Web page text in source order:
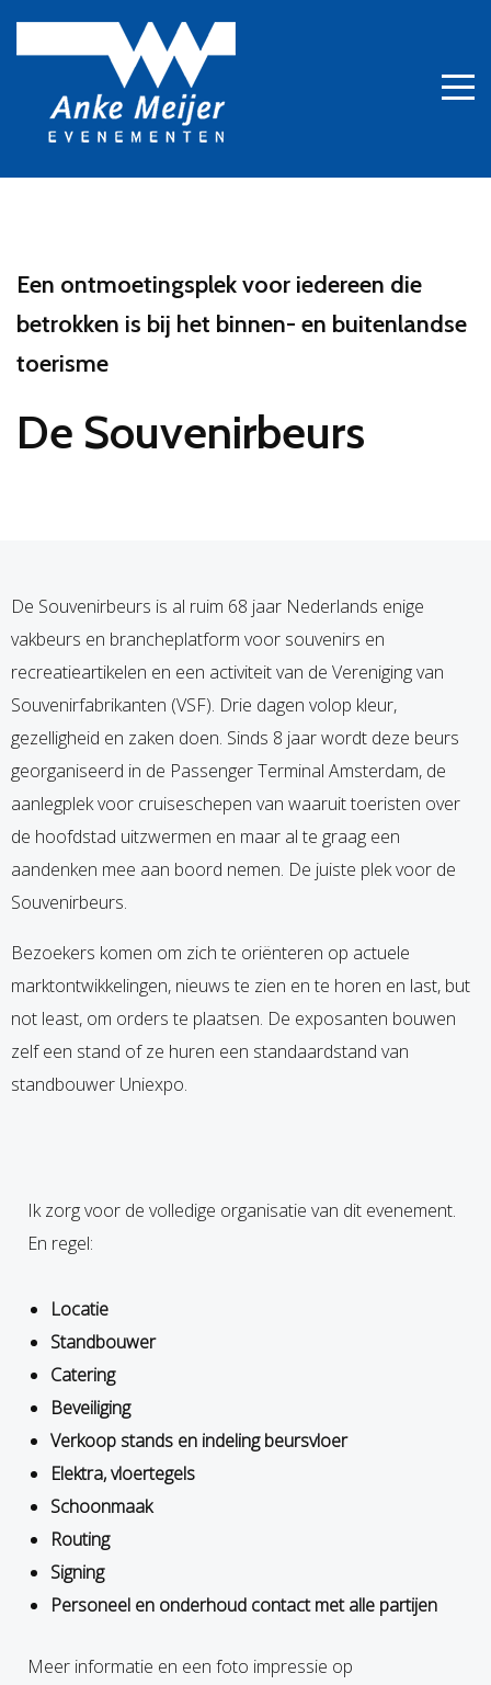
Een ontmoetingsplek voor iedereen die
betrokken is bij het binnen- en buitenlandse
toerisme
De Souvenirbeurs
De Souvenirbeurs is al ruim 68 jaar Nederlands enige
vakbeurs en brancheplatform voor souvenirs en
recreatieartikelen en een activiteit van de Vereniging van
Souvenirfabrikanten (VSF). Drie dagen volop kleur,
gezelligheid en zaken doen. Sinds 8 jaar wordt deze beurs
georganiseerd in de Passenger Terminal Amsterdam, de
aanlegplek voor cruiseschepen van waaruit toeristen over
de hoofdstad uitzwermen en maar al te graag een
aandenken mee aan boord nemen. De juiste plek voor de
Souvenirbeurs.
Bezoekers komen om zich te oriënteren op actuele
marktontwikkelingen, nieuws te zien en te horen en last, but
not least, om orders te plaatsen. De exposanten bouwen
zelf een stand of ze huren een standaardstand van
standbouwer Uniexpo.
Ik zorg voor de volledige organisatie van dit evenement.
En regel:
Locatie
Standbouwer
Catering
Beveiliging
Verkoop stands en indeling beursvloer
Elektra, vloertegels
Schoonmaak
Routing
Signing
Personeel en onderhoud contact met alle partijen
Meer informatie en een foto impressie op